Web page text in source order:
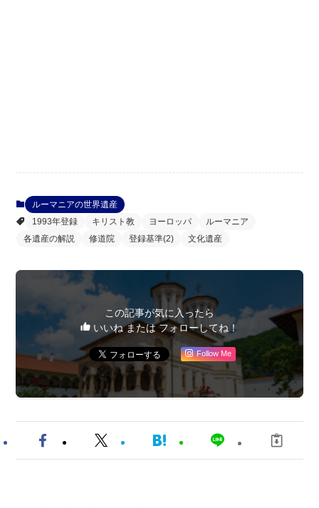
ルーマニアの世界遺産
1993年登録
キリスト教 ヨーロッパ
ルーマニア
各遺産の解説
修道院 登録基準(2) 文化遺産
この記事が気に入ったら
いいね または フォローしてね！
Follow Me